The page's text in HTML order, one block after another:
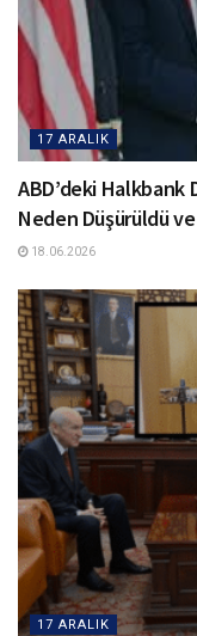
17 ARALIK
ABD’deki Halkbank
Neden Düşürüldü
18.06.2026
17 ARALIK